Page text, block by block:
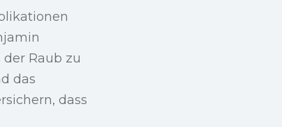
Raub zu
das
dass